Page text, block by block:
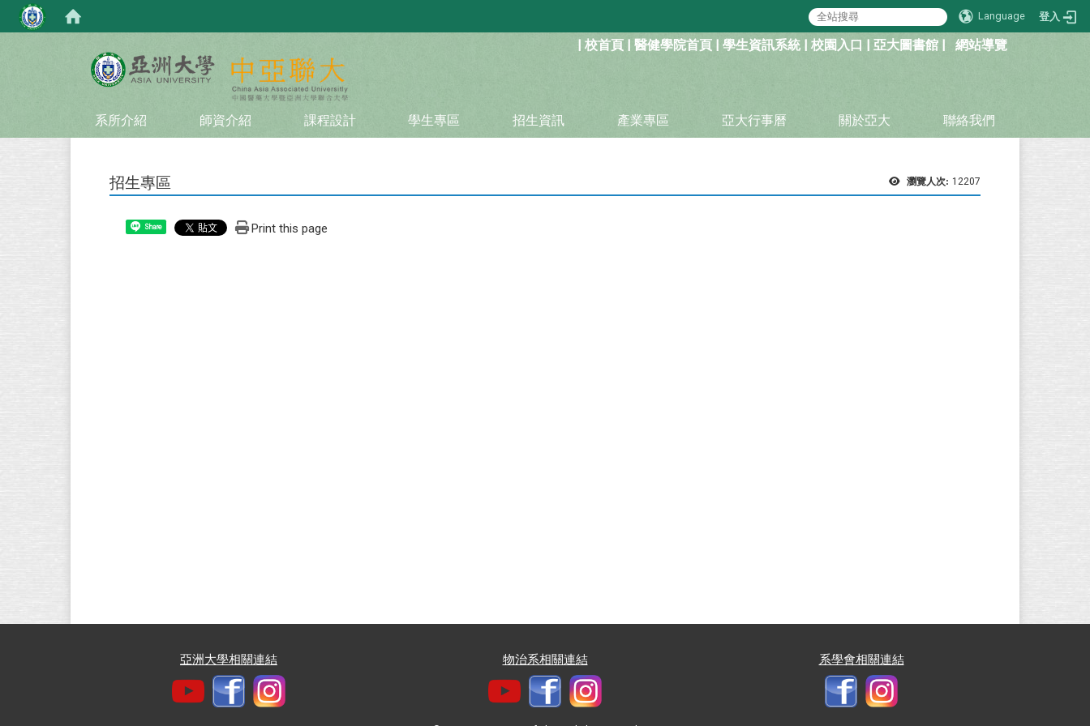
Language 登入
| 校首頁 | 醫健學院首頁 | 學生資訊系統| 校園入口 | 亞大圖書館 | 網站導覽
系所介紹 師資介紹 課程設計 學生專區 招生資訊 產業專區 亞大行事曆 關於亞大 聯絡我們
瀏覽人次: 12207
招生專區
Share Print this page
亞洲大學相關連結 物治系相關連結 系學會相關連結